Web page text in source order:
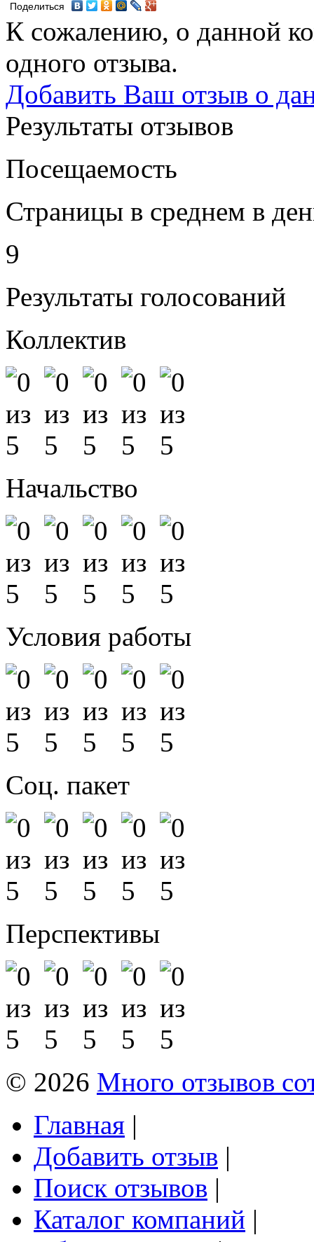
Поделиться
К сожалению, о данной
одного отзыва.
Добавить Ваш отзыв о
Результаты отзывов
Посещаемость
Страницы в среднем в
9
Результаты голосований
Коллектив
Начальство
Условия работы
Соц. пакет
Перспективы
© 2026 Много отзывов
Главная |
Добавить отзыв |
Поиск отзывов |
Каталог компаний |